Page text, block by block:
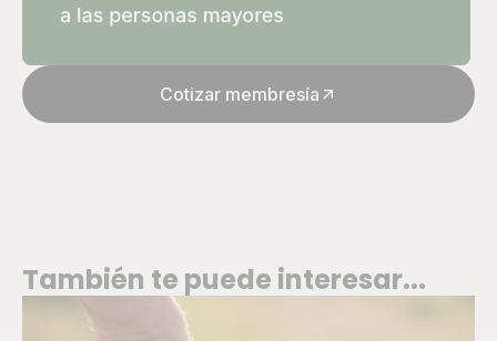
Cotizar membresía arrow_outward
También te puede interesar...